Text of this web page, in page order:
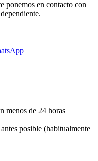
ponemos en contacto con
menos de 24 horas
posible (habitualmente